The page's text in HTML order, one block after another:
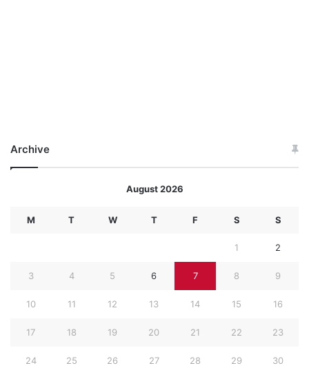
Archive
August 2026
M T W T F S S
1 2
3 4 5 6 7 8 9
10 11 12 13 14 15 16
17 18 19 20 21 22 23
24 25 26 27 28 29 30